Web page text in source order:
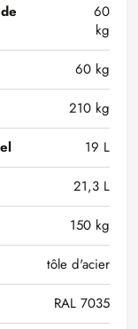
60
kg
60 kg
210 kg
19 L
21,3 L
150 kg
tôle d'acier
RAL 7035